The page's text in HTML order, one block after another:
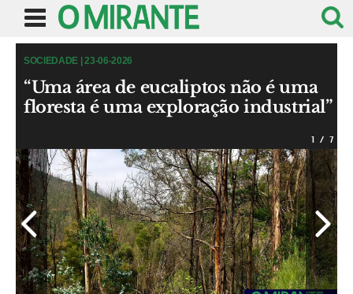
SOCIEDADE | 23-06-2026
“Uma área de eucaliptos não é uma
floresta é uma exploração industrial”
1 / 7